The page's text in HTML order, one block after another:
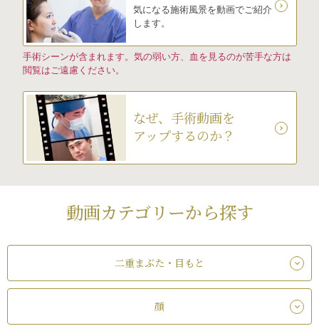
気になる施術風景を動画でご紹介
します。
手術シーンが含まれます。気の弱い方、血を見るのが苦手な方は
閲覧はご遠慮ください。
なぜ、手術動画を
アップするのか？
動画カテゴリーから探す
二重まぶた・目もと
顔